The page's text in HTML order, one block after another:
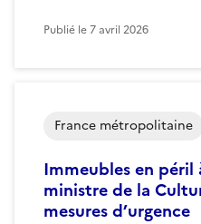
Publié le7 avril 2026
Immeubles en péril
ministre de la
mesures d’urgence
France métropolitaine